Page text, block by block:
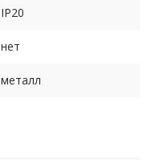
IP20
нет
металл